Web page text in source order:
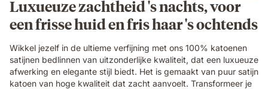
Luxueuze zachtheid 's nachts, voor
een frisse huid en fris haar 's ochtends
Wikkel jezelf in de ultieme verfijning met ons 100% katoenen
satijnen bedlinnen van uitzonderlijke kwaliteit, dat een luxueuze
afwerking en elegante stijl biedt. Het is gemaakt van puur satijn
katoen van hoge kwaliteit dat zacht aanvoelt. Transformeer je